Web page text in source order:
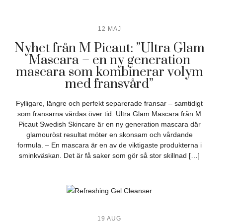
12 MAJ
Nyhet från M Picaut: ”Ultra Glam
Mascara – en ny generation
mascara som kombinerar volym
med fransvård”
Fylligare, längre och perfekt separerade fransar – samtidigt
som fransarna vårdas över tid. Ultra Glam Mascara från M
Picaut Swedish Skincare är en ny generation mascara där
glamouröst resultat möter en skonsam och vårdande
formula. – En mascara är en av de viktigaste produkterna i
sminkväskan. Det är få saker som gör så stor skillnad […]
19 AUG